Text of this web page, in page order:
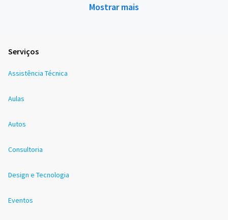
Mostrar mais
Serviços
Assistência Técnica
Aulas
Autos
Consultoria
Design e Tecnologia
Eventos